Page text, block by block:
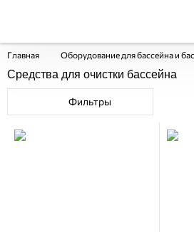
Главная Оборудование для бассейна и
Средства для очистки бассейна
Фильтры